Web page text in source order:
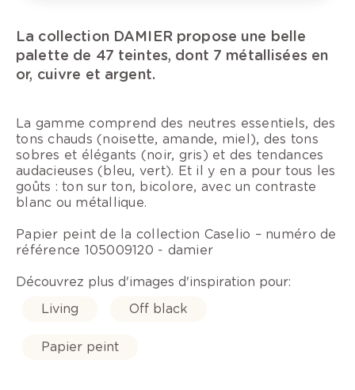
La collection DAMIER propose une belle
palette de 47 teintes, dont 7 métallisées en
or, cuivre et argent.
La gamme comprend des neutres essentiels, des
tons chauds (noisette, amande, miel), des tons
sobres et élégants (noir, gris) et des tendances
audacieuses (bleu, vert). Et il y en a pour tous les
goûts : ton sur ton, bicolore, avec un contraste
blanc ou métallique.
Papier peint de la collection Caselio – numéro de
référence 105009120 - damier
Découvrez plus d'images d'inspiration pour:
Living
Off black
Papier peint